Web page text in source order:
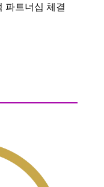
파트너십 체결